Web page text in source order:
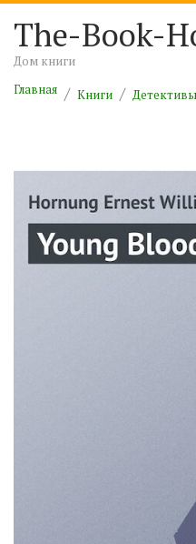
The-Book-
Дом книги
Главная
Книги Детективы